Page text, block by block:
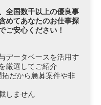
全国数千以上の優良事
めてあなたのお仕事探
ご安心ください！
データベースを活用す
厳選してご紹介
拓だから急募案件や非
しません